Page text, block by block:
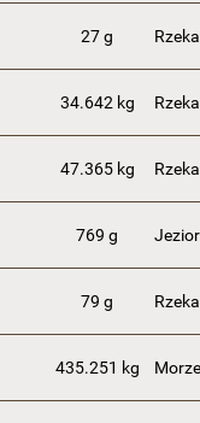
27 g
34.642 kg
47.365 kg
769 g
79 g
435.251 kg